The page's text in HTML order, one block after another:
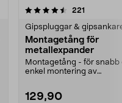
221
Gipspluggar &
Montagetång för
metallexpander
Montagetång - för snabb
enkel montering av
129,90
4.5 av 5 stjärnor